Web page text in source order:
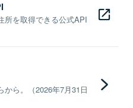
所を取得できる公式API
ら。（2026年7月31日